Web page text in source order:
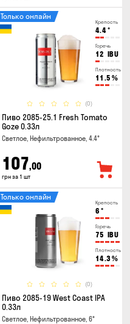
Крепость
4.4°
Горечь
12 IBU
Плотность
11.5 %
(0)
Только онлайн
Пиво 2085-25.1 Fresh Tomato
Goze 0.33л
Светлое, Нефильтрованное, 4.4°
107,00
грн за 1 шт
Крепость
6 °
Горечь
75 IBU
Плотность
14.3%
(0)
Только онлайн
Пиво 2085-19 West Coast IPA
0.33л
Светлое, Нефильтрованное, 6°